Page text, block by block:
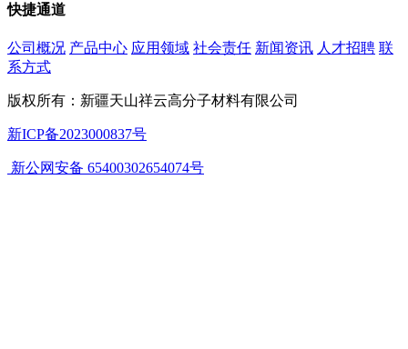
快捷通道
公司概况 产品中心 应用领域 社会责任 新闻资讯 人才招聘 联
系方式
版权所有：新疆天山祥云高分子材料有限公司
新ICP备2023000837号
新公网安备 65400302654074号